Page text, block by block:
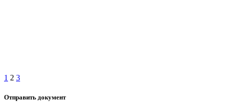
1 2 3
Отправить документ